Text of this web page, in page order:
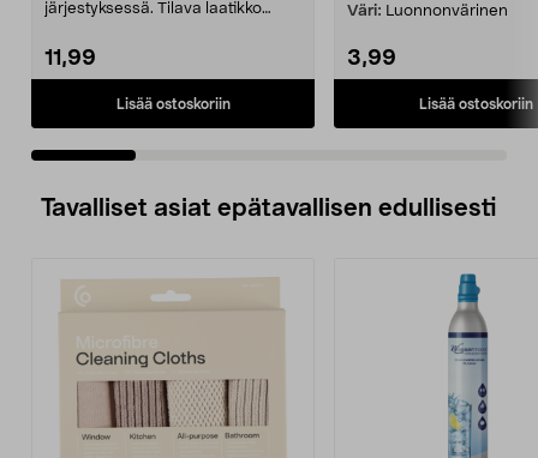
järjestyksessä. Tilava laatikko
11,99
Lisää ostoskoriin
Väri: Luonnonvärinen
3,99
Lisää ostoskoriin
Tavalliset asiat epätavallisen edullisesti